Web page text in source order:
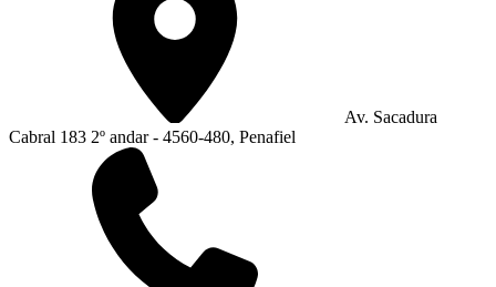
Av. Sacadura
Cabral 183 2º andar - 4560-480, Penafiel